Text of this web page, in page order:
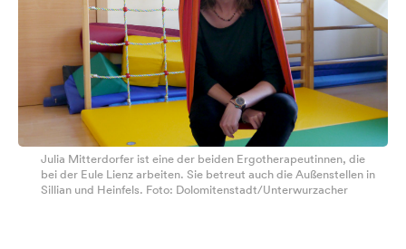
Julia Mitterdorfer ist eine der beiden Ergotherapeutinnen, die
bei der Eule Lienz arbeiten. Sie betreut auch die Außenstellen in
Sillian und Heinfels. Foto: Dolomitenstadt/Unterwurzacher